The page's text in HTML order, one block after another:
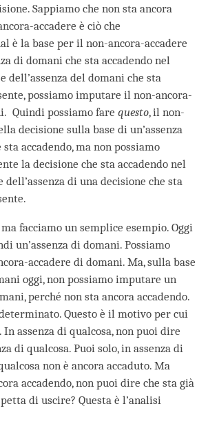
Sappiamo che non sta ancora
accadere è ciò che
è la base per il non-ancora-accadere
di domani che sta accadendo nel
dell’assenza del domani che sta
possiamo imputare il non-ancora-
Quindi possiamo fare questo, il non-
decisione sulla base di un’assenza
accadendo, ma non possiamo
la decisione che sta accadendo nel
di una decisione che sta
facciamo un semplice esempio. Oggi
un’assenza di domani. Possiamo
accadere di domani. Ma, sulla base
oggi, non possiamo imputare un
perché non sta ancora accadendo.
Questo è il motivo per cui
assenza di qualcosa, non puoi dire
di qualcosa. Puoi solo, in assenza di
non è ancora accaduto. Ma
accadendo, non puoi dire che sta già
di uscire? Questa è l’analisi